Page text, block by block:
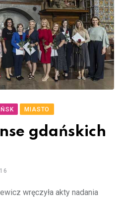
MIASTO
gdańskich
wręczyła akty nadania